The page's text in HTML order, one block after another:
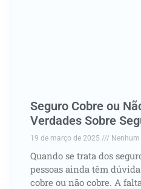
Seguro Cobre ou
Verdades Sobre
19 de março de 2025
Quando se trata dos
pessoas ainda têm
cobre ou não cobre. A